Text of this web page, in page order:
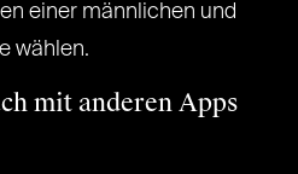
einer männlichen und
wählen.
mit anderen Apps